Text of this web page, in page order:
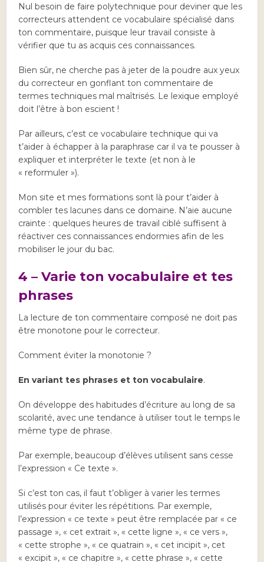
Nul besoin de faire polytechnique pour deviner que les
correcteurs attendent ce vocabulaire spécialisé dans
ton commentaire, puisque leur travail consiste à
vérifier que tu as acquis ces connaissances.
Bien sûr, ne cherche pas à jeter de la poudre aux yeux
du correcteur en gonflant ton commentaire de
termes techniques mal maîtrisés. Le lexique employé
doit l’être à bon escient !
Par ailleurs, c’est ce vocabulaire technique qui va
t’aider à échapper à la paraphrase car il va te pousser à
expliquer et interpréter le texte (et non à le
« reformuler »).
Mon site et mes formations sont là pour t’aider à
combler tes lacunes dans ce domaine. N’aie aucune
crainte : quelques heures de travail ciblé suffisent à
réactiver ces connaissances endormies afin de les
mobiliser le jour du bac.
4 – Varie ton vocabulaire et tes
phrases
La lecture de ton commentaire composé ne doit pas
être monotone pour le correcteur.
Comment éviter la monotonie ?
En variant tes phrases et ton vocabulaire.
On développe des habitudes d’écriture au long de sa
scolarité, avec une tendance à utiliser tout le temps le
même type de phrase.
Par exemple, beaucoup d’élèves utilisent sans cesse
l’expression « Ce texte ».
Si c’est ton cas, il faut t’obliger à varier les termes
utilisés pour éviter les répétitions. Par exemple,
l’expression « ce texte » peut être remplacée par « ce
passage », « cet extrait », « cette ligne », « ce vers »,
« cette strophe », « ce quatrain », « cet incipit », cet
« excipit », « ce chapitre », « cette phrase », « cette